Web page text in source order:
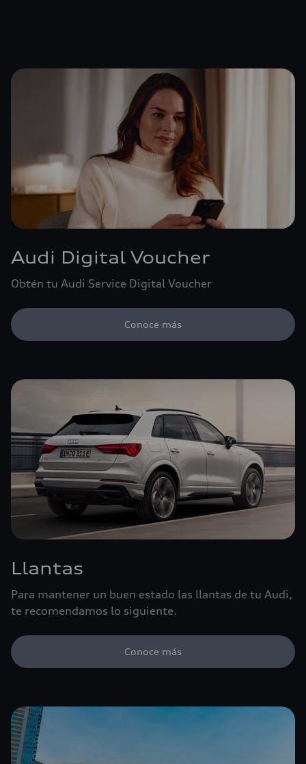
Audi Digital Voucher
Obtén tu Audi Service Digital Voucher
Conoce más
Llantas
Para mantener un buen estado las llantas de tu Audi,
te recomendamos lo siguiente.
Conoce más